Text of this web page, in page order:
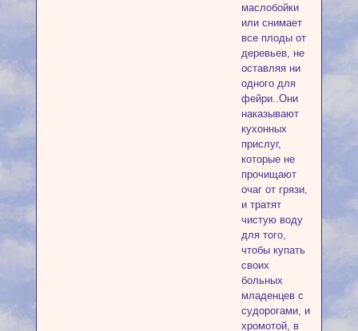
маслобойки
или снимает
все плоды от
деревьев, не
оставляя ни
одного для
фейри..Они
наказывают
кухонных
прислуг,
которые не
прочищают
очаг от грязи,
и тратят
чистую воду
для того,
чтобы купать
своих
больных
младенцев с
судорогами, и
хромотой, в